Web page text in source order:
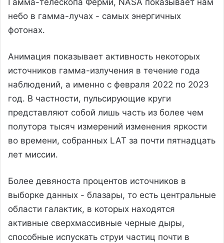
Гамма-телескопа Ферми, NASA показывает нам
небо в гамма-лучах - самых энергичных
фотонах.
Анимация показывает активность некоторых
источников гамма-излучения в течение года
наблюдений, а именно с февраля 2022 по 2023
год. В частности, пульсирующие круги
представляют собой лишь часть из более чем
полутора тысяч измерений изменения яркости
во времени, собранных LAT за почти пятнадцать
лет миссии.
Более девяноста процентов источников в
выборке данных - блазары, то есть центральные
области галактик, в которых находятся
активные сверхмассивные черные дыры,
способные испускать струи частиц почти в